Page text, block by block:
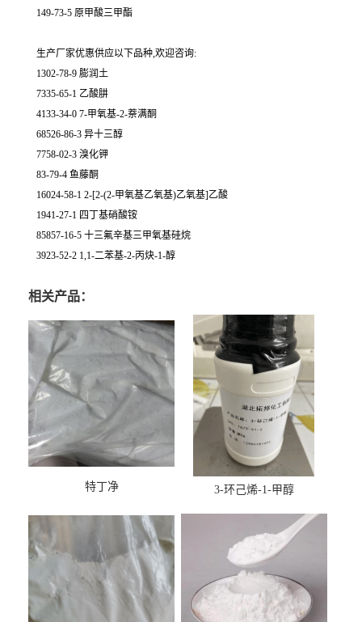
149-73-5 原甲酸三甲酯
生产厂家优惠供应以下品种,欢迎咨询:
1302-78-9 膨润土
7335-65-1 乙酸肼
4133-34-0 7-甲氧基-2-萘满酮
68526-86-3 异十三醇
7758-02-3 溴化钾
83-79-4 鱼藤酮
16024-58-1 2-[2-(2-甲氧基乙氧基)乙氧基]乙酸
1941-27-1 四丁基硝酸铵
85857-16-5 十三氟辛基三甲氧基硅烷
3923-52-2 1,1-二苯基-2-丙炔-1-醇
相关产品：
特丁净 3-环己烯-1-甲醇